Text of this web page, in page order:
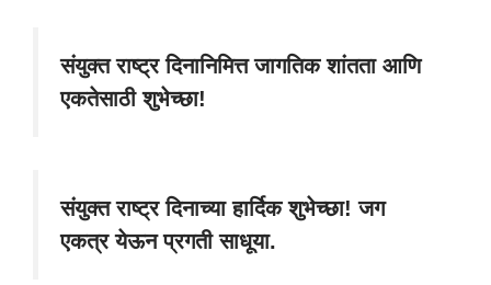
संयुक्त राष्ट्र दिनानिमित्त जागतिक शांतता आणि
एकतेसाठी शुभेच्छा!
संयुक्त राष्ट्र दिनाच्या हार्दिक शुभेच्छा! जग
एकत्र येऊन प्रगती साधूया.